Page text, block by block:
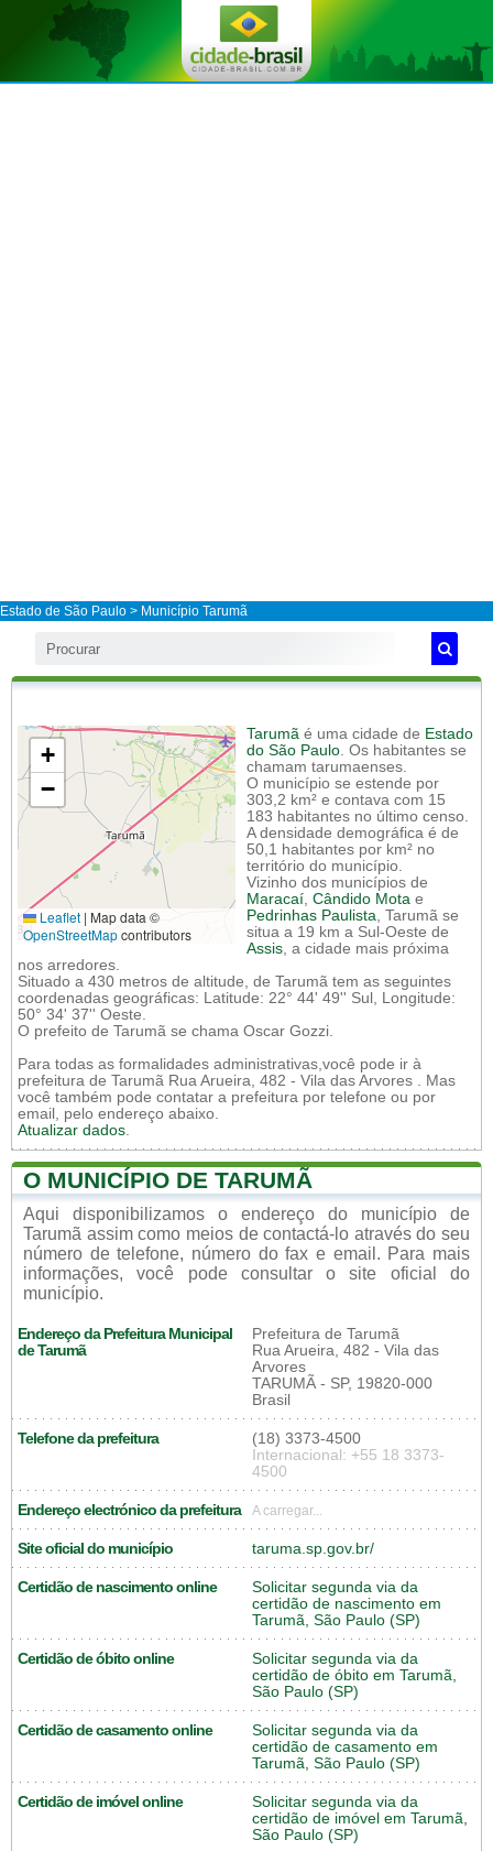
Estado de São Paulo > Município Tarumã
+
−
Leaflet | Map data ©
OpenStreetMapcontributors
Tarumã é uma cidade de Estado
do São Paulo. Os habitantes se
chamam tarumaenses.
O município se estende por
303,2 km² e contava com 15
183 habitantes no último censo.
A densidade demográfica é de
50,1 habitantes por km² no
território do município.
Vizinho dos municípios de
Maracaí, Cândido Mota e
Pedrinhas Paulista, Tarumã se
situa a 19 km a Sul-Oeste de
Assis, a cidade mais próxima
nos arredores.
Situado a 430 metros de altitude, de Tarumã tem as seguintes
coordenadas geográficas: Latitude: 22° 44' 49'' Sul, Longitude:
50° 34' 37'' Oeste.
O prefeito de Tarumã se chama Oscar Gozzi.
Para todas as formalidades administrativas,você pode ir à
prefeitura de Tarumã Rua Arueira, 482 - Vila das Arvores . Mas
você também pode contatar a prefeitura por telefone ou por
email, pelo endereço abaixo.
Atualizar dados.
O MUNICÍPIO DE TARUMÃ
Aqui disponibilizamos o endereço do município de
Tarumã assim como meios de contactá-lo através do seu
número de telefone, número do fax e email. Para mais
informações, você pode consultar o site oficial do
município.
Endereço da Prefeitura Municipal
de Tarumã
Prefeitura de Tarumã
Rua Arueira, 482 - Vila das
Arvores
TARUMÃ - SP, 19820-000
Brasil
Telefone da prefeitura
(18) 3373-4500
Internacional: +55 18 3373-
4500
Endereço electrónico da prefeitura A carregar...
Site oficial do município taruma.sp.gov.br/
Certidão de nascimento online
Solicitar segunda via da
certidão de nascimento em
Tarumã, São Paulo (SP)
Certidão de óbito online
Solicitar segunda via da
certidão de óbito em Tarumã,
São Paulo (SP)
Certidão de casamento online
Solicitar segunda via da
certidão de casamento em
Tarumã, São Paulo (SP)
Certidão de imóvel online
Solicitar segunda via da
certidão de imóvel em Tarumã,
São Paulo (SP)